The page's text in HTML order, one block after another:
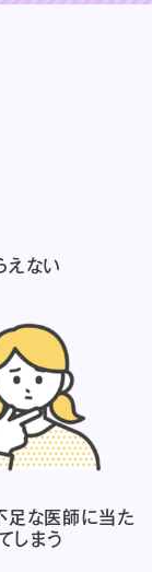
えない
足な医師に当た
しまう